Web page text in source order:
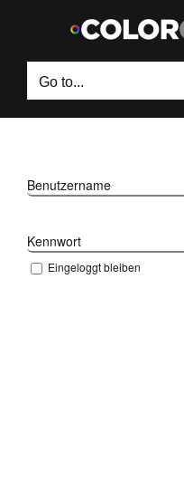
content
Go to...
Benutzername
Kennwort
Eingeloggt bleiben